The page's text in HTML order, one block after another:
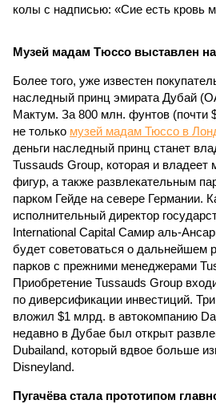
колы с надписью: «Сие есть кровь
Музей мадам Тюссо выставлен
Более того, уже известен
наследный принц эмирата Дубай
Мактум. За 800 млн. фунтов (почти
не только музей мадам Тюссо в
деньги наследный принц станет
Tussauds Group, которая и владеет
фигур, а также развлекательным
парком Гейде на севере Германии.
исполнительный директор
International Capital Самир аль-
будет советоваться о дальнейшем
парков с прежними менеджерами
Приобретение Tussauds Group
по диверсификации инвестиций.
вложил $1 млрд. в автокомпанию
недавно в Дубае был открыт
Dubailand, который вдвое больше
Disneyland.
Пугачёва стала прототипом